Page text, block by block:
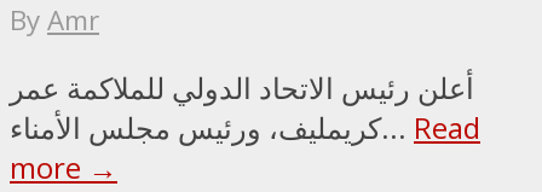
ByAmr
أعلن رئيس الاتحاد الدولي للملاكمة عمر
كريمليف، ورئيس مجلس الأمناء... Read
more →